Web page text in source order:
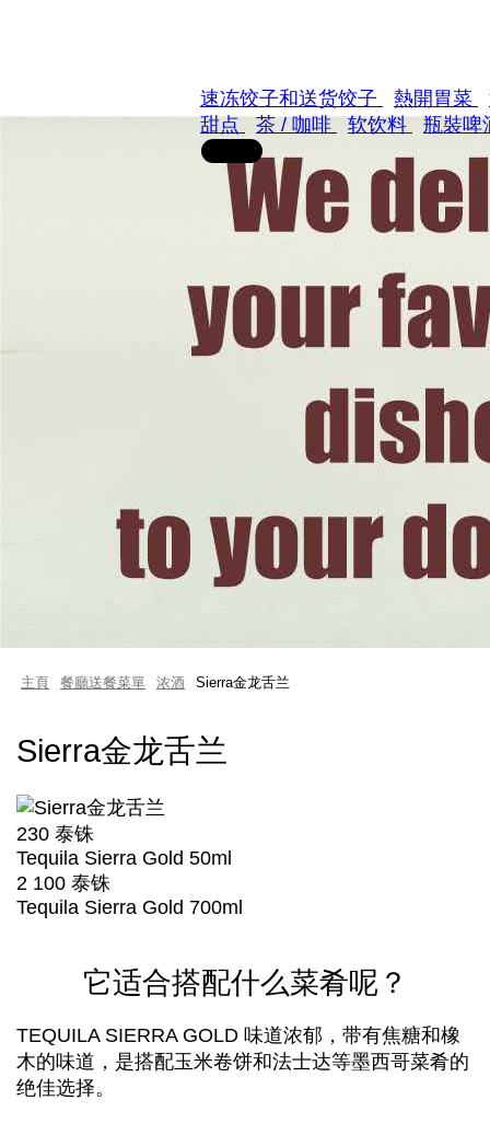
速冻饺子和送货饺子 熱開胃菜
甜点
茶 / 咖啡 软饮料 瓶裝啤
主頁 餐廳送餐菜單 浓酒 Sierra金龙舌兰
Sierra金龙舌兰
230 泰铢
Tequila Sierra Gold 50ml
2 100 泰铢
Tequila Sierra Gold 700ml
它适合搭配什么菜肴呢？
TEQUILA SIERRA GOLD 味道浓郁，带有焦糖和橡
木的味道，是搭配玉米卷饼和法士达等墨西哥菜肴的
绝佳选择。